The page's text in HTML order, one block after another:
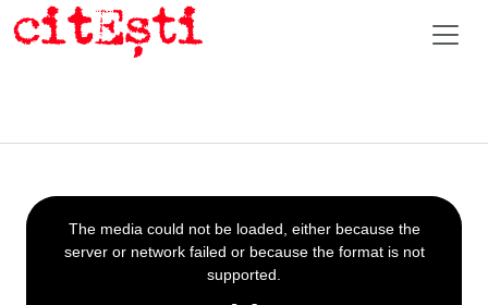
This
is
a
The media could not be loaded, either because the
server or network failed or because the format is not
supported.